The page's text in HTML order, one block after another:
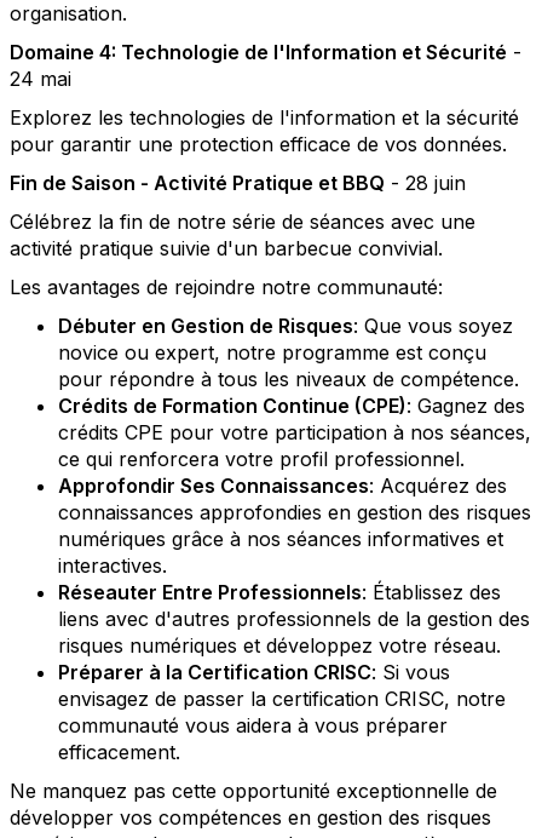
organisation.
Domaine 4: Technologie de l'Information et Sécurité -
24 mai
Explorez les technologies de l'information et la sécurité
pour garantir une protection efficace de vos données.
Fin de Saison - Activité Pratique et BBQ - 28 juin
Célébrez la fin de notre série de séances avec une
activité pratique suivie d'un barbecue convivial.
Les avantages de rejoindre notre communauté:
Débuter en Gestion de Risques: Que vous soyez
novice ou expert, notre programme est conçu
pour répondre à tous les niveaux de compétence.
Crédits de Formation Continue (CPE): Gagnez des
crédits CPE pour votre participation à nos séances,
ce qui renforcera votre profil professionnel.
Approfondir Ses Connaissances: Acquérez des
connaissances approfondies en gestion des risques
numériques grâce à nos séances informatives et
interactives.
Réseauter Entre Professionnels: Établissez des
liens avec d'autres professionnels de la gestion des
risques numériques et développez votre réseau.
Préparer à la Certification CRISC: Si vous
envisagez de passer la certification CRISC, notre
communauté vous aidera à vous préparer
efficacement.
Ne manquez pas cette opportunité exceptionnelle de
développer vos compétences en gestion des risques